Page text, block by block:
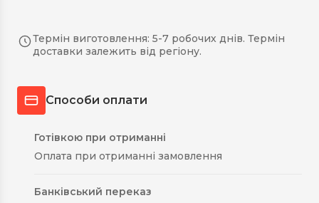
Термін виготовлення: 5-7 робочих днів. Термін
доставки залежить від регіону.
Способи оплати
Готівкою при отриманні
Оплата при отриманні замовлення
Банківський переказ